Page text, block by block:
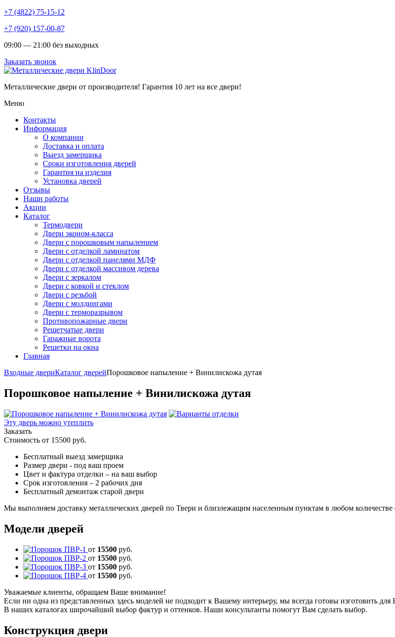
+7 (4822) 75-15-12
+7 (920) 157-00-87
09:00 — 21:00 без выходных
Заказать звонок
Металлические двери от производителя! Гарантия 10 лет на все двери!
Меню
Контакты
Информация
О компании
Доставка и оплата
Выезд замерщика
Сроки изготовления дверей
Гарантия на изделия
Установка дверей
Отзывы
Наши работы
Акции
Каталог
Термодвери
Двери эконом-класса
Двери с порошковым напылением
Двери с отделкой ламинатом
Двери с отделкой панелями МДФ
Двери с отделкой массивом дерева
Двери с зеркалом
Двери с ковкой и стеклом
Двери с резьбой
Двери с молдингами
Двери с терморазрывом
Противопожарные двери
Решетчатые двери
Гаражные ворота
Решетки на окна
Главная
Входные двериКаталог дверейПорошковое напыление + Винилискожа дутая
Порошковое напыление + Винилискожа дутая
Эту дверь можно утеплить
Заказать
Стоимость от 15500 руб.
Бесплатный выезд замерщика
Размер двери - под ваш проем
Цвет и фактура отделки – на ваш выбор
Срок изготовления – 2 рабочих дня
Бесплатный демонтаж старой двери
Мы выполняем доставку металлических дверей по Твери и близлежащим населенным пунктам в любом количестве
Модели дверей
от 15500 руб.
от 15500 руб.
от 15500 руб.
от 15500 руб.
Уважаемые клиенты, обращаем Ваше внимание!
Если ни одна из представленных здесь моделей не подходит к Вашему интерьеру, мы всегда готовы изготовить
В наших каталогах широчайший выбор фактур и оттенков. Наши консультанты помогут Вам сделать выбор.
Конструкция двери